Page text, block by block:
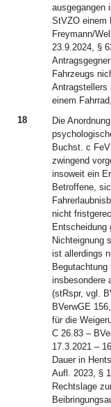
ausgegangen
StVZO einem
Freymann/
23.9.2024, §
Fahrzeugs
Antragstellers
einem
18
Die
Buchst. c
zwingend
insoweit ein
Betroffene,
nicht
Nichteignung
ist allerdings
insbesondere
(stRspr, vgl.
BVerwGE
für die
C 26.83 –
17.3.2021 –
Dauer in
Aufl. 2023, §
Rechtslage